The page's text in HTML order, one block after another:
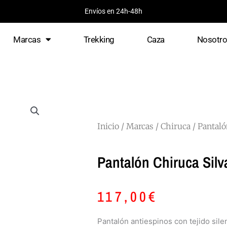
Envíos en 24h-48h
Marcas Trekking Caza
Inicio / Marcas / Chiruca /
Pantalón Chiruca
117,00€
Pantalón antiespinos con tejido